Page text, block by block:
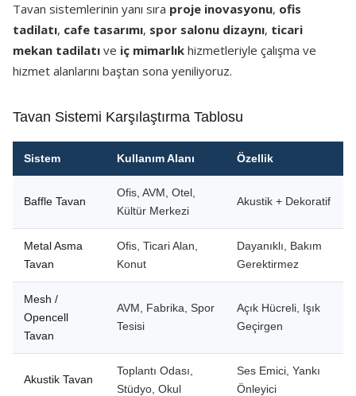
Tavan sistemlerinin yanı sıra proje inovasyonu, ofis
tadilatı, cafe tasarımı, spor salonu dizaynı, ticari
mekan tadilatı ve iç mimarlık hizmetleriyle çalışma ve
hizmet alanlarını baştan sona yeniliyoruz.
Tavan Sistemi Karşılaştırma Tablosu
Sistem Kullanım Alanı Özellik
Baffle Tavan
Ofis, AVM, Otel,
Kültür Merkezi
Akustik + Dekoratif
Metal Asma
Tavan
Ofis, Ticari Alan,
Konut
Dayanıklı, Bakım
Gerektirmez
Mesh /
Opencell
Tavan
AVM, Fabrika, Spor
Tesisi
Açık Hücreli, Işık
Geçirgen
Akustik Tavan
Toplantı Odası,
Stüdyo, Okul
Ses Emici, Yankı
Önleyici